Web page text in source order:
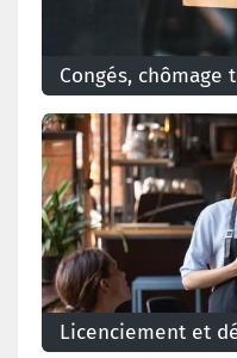
Congés,
Licenciement et